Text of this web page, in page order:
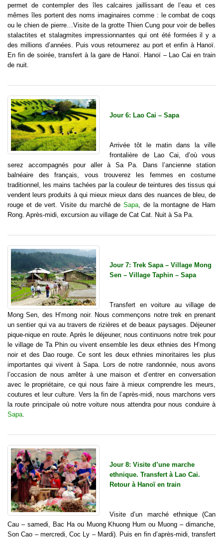
permet de contempler des îles calcaires jaillissant de l’eau et ces
mêmes îles portent des noms imaginaires comme : le combat de coqs
ou le chien de pierre…Visite de la grotte Thien Cung pour voir de belles
stalactites et stalagmites impressionnantes qui ont été formées il y a
des millions d’années. Puis vous retournerez au port et enfin à Hanoï.
En fin de soirée, transfert à la gare de Hanoï. Hanoï – Lao Cai en train
de nuit.
Jour 6: Lao Cai – Sapa
Arrivée tôt le matin dans la ville
frontalière de Lao Cai, d’où vous
serez accompagnés pour aller à Sa Pa. Dans l’ancienne station
balnéaire des français, vous trouverez les femmes en costume
traditionnel, les mains tachées par la couleur de teintures des tissus qui
vendent leurs produits à qui mieux mieux dans des nuances de bleu, de
rouge et de vert. Visite du marché deSapa , de la montagne de Ham
Rong. Après-midi, excursion au village de Cat Cat. Nuit à Sa Pa.
Jour 7: Trek Sapa – Village Mong
Sen – Village Taphin – Sapa
Transfert en voiture au village de
Mong Sen, des H’mong noir. Nous commençons notre trek en prenant
un sentier qui va au travers de rizières et de beaux paysages. Déjeuner
pique-nique en route. Après le déjeuner, nous continuons notre trek pour
le village de Ta Phin ou vivent ensemble les deux ethnies des H’mong
noir et des Dao rouge. Ce sont les deux ethnies minoritaires les plus
importantes qui vivent à Sapa. Lors de notre randonnée, nous avons
l’occasion de nous arrêter à une maison et d’entrer en conversation
avec le propriétaire, ce qui nous faire à mieux comprendre les meurs,
coutures et leur culture. Vers la fin de l’après-midi, nous marchons vers
la route principale où notre voiture nous attendra pour nous conduire à
Sapa
Jour 8: Visite d’une marche
ethnique. Transfert à Lao Cai.
Retour à Hanoï en train
Visite d’un marché ethnique (Can
Cau – samedi, Bac Ha ou Muong Khuong Hum ou Muong – dimanche,
Son Cao – mercredi, Coc Ly – Mardi). Puis en fin d’après-midi, transfert